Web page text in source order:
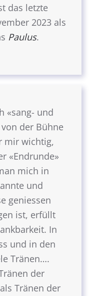
das letzte
2023 als
Paulus.
«sang- und
der Bühne
mir wichtig,
«Endrunde»
mich in
und
geniessen
ist, erfüllt
In
und in den
Tränen….
der
Tränen der